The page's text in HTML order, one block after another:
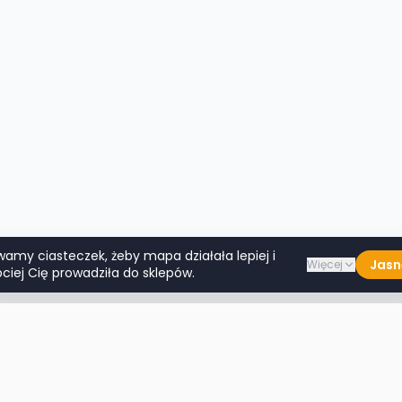
ciasteczek, żeby mapa działała lepiej i
Cię prowadziła do sklepów.
Więcej